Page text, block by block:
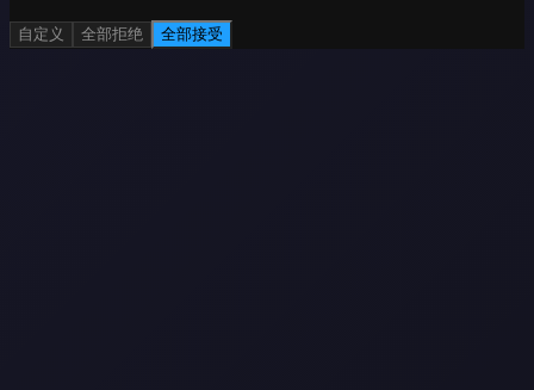
自定义 全部拒绝 全部接受